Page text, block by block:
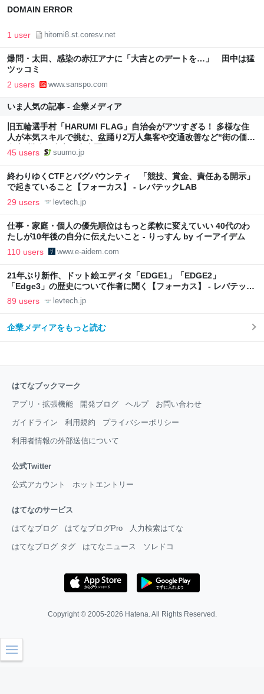
DOMAIN ERROR
1 user hitomi8.st.coresv.net
爆問・太田、感染の赤江アナに「大吉とのデートを…」 田中は猛
ツッコミ
2 users www.sanspo.com
いま人気の記事 - 企業メディア
旧五輪選手村「HARUMI FLAG」自治会がアツすぎる！ 多様な住
人が本気スキルで挑む、盆踊り2万人集客や交通改善など“街の価値
向上”戦略 東京・中央区
45 users suumo.jp
終わりゆくCTFとバグバウンティ 「競技、賞金、責任ある開示」
で起きていること【フォーカス】 - レバテックLAB
29 users levtech.jp
仕事・家庭・個人の優先順位はもっと柔軟に変えていい 40代のわ
たしが10年後の自分に伝えたいこと - りっすん by イーアイデム
110 users www.e-aidem.com
21年ぶり新作、ドット絵エディタ「EDGE1」「EDGE2」
「Edge3」の歴史について作者に聞く【フォーカス】 - レバテック
LAB
89 users levtech.jp
企業メディアをもっと読む
はてなブックマーク
アプリ・拡張機能 開発ブログ ヘルプ お問い合わせ
ガイドライン 利用規約 プライバシーポリシー
利用者情報の外部送信について
公式Twitter
公式アカウント ホットエントリー
はてなのサービス
はてなブログ はてなブログPro 人力検索はてな
はてなブログ タグ はてなニュース ソレドコ
Copyright © 2005-2026 Hatena. All Rights Reserved.